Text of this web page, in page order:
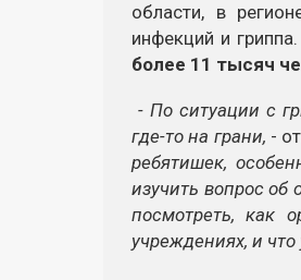
области, в
инфекций и гриппа.
более 11 тысяч
- По ситуации с
где-то на грани, -
ребятишек,
изучить вопрос
посмотреть, как
учреждениях, и что